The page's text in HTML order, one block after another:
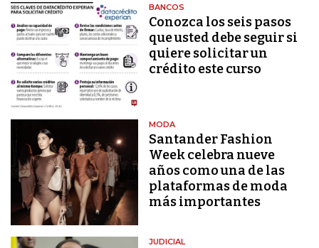
BANCOS
Conozca los seis pasos
que usted debe seguir si
quiere solicitar un
crédito este curso
MODA
Santander Fashion
Week celebra nueve
años como una de las
plataformas de moda
más importantes
JUDICIAL